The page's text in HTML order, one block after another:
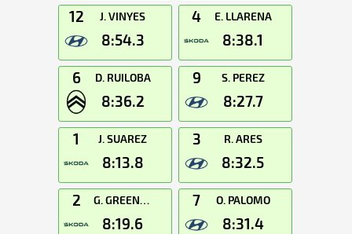
12 J. VINYES
8:54.3
4 E. LLARENA
8:38.1
6 D. RUILOBA
8:36.2
9 S. PEREZ
8:27.7
1 J. SUAREZ
8:13.8
3 R. ARES
8:32.5
2 G. GREENSMITH
8:19.6
7 O. PALOMO
8:31.4